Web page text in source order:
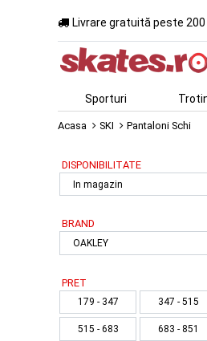
Livrare gratuită peste 200
Sporturi
Acasa SKI Pantaloni Schi
DISPONIBILITATE
In magazin
BRAND
OAKLEY
PRET
179 - 347 347 - 515
515 - 683 683 - 851